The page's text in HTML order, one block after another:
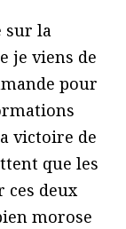
sur la
je viens de
pour
victoire de
que les
ces deux
morose